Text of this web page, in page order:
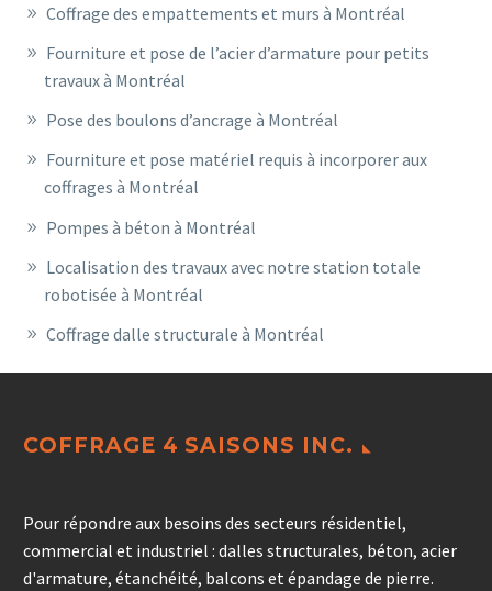
Coffrage des empattements et murs à Montréal
Fourniture et pose de l’acier d’armature pour petits
travaux à Montréal
Pose des boulons d’ancrage à Montréal
Fourniture et pose matériel requis à incorporer aux
coffrages à Montréal
Pompes à béton à Montréal
Localisation des travaux avec notre station totale
robotisée à Montréal
Coffrage dalle structurale à Montréal
COFFRAGE 4 SAISONS INC.
Pour répondre aux besoins des secteurs résidentiel,
commercial et industriel : dalles structurales, béton, acier
d'armature, étanchéité, balcons et épandage de pierre.